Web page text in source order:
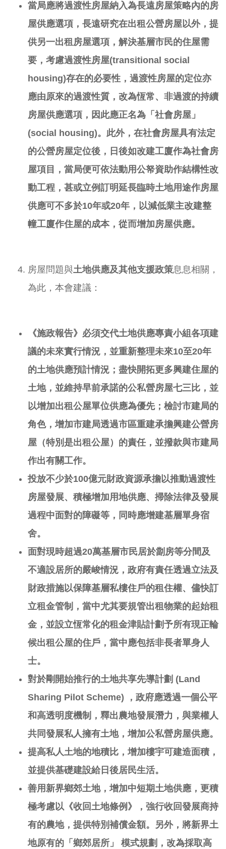
當局應將過渡性房屋納入為長遠房屋策略內的房
屋供應選項，長遠研究在出租公營房屋以外，提
供另一出租房屋選項，解決基層市民的住屋需
要 ， 考慮過渡性房屋(transitional social
housing)存在的必要性，過渡性房屋的定位亦
應由原來的過渡性質，改為恆常、非過渡的持續
房屋供應選項，因此應正名為「社會房屋」
(social housing)。 此外，在社會房屋具有法定
的公營房屋定位後，日後如改建工廈作為社會房
屋項目，當局便可依法動用公帑資助作結構性改
動工程，甚或立例訂明延長臨時土地用途作房屋
供應可不多於10年或20年，以減低業主改建整
幢工廈作住屋的成本，從而增加房屋供應。
房屋問題與土地供應及其他支援政策息息相關，
為此，本會建議：
《施政報告》必須交代土地供應專責小組各項建
議的未來實行情況，並重新整理未來10至20年
的土地供應預計情況；盡快開拓更多興建住屋的
土地，並維持早前承諾的公私營房屋七三比，並
以增加出租公屋單位供應為優先；檢討市建局的
角色，增加市建局透過市區重建承擔興建公營房
屋（特別是出租公屋）的責任，並撥款與市建局
作出有關工作。
投放不少於100億元財政資源承擔以推動過渡性
房屋發展、積極增加用地供應、掃除法律及發展
過程中面對的障礙等， 同時應增建基層單身宿
舍。
面對現時超過20萬基層市民居於劏房等分間及
不適設居所的嚴峻情況，政府有責任透過立法及
財政措施以保障基層私樓住戶的租住權、儘快訂
立租金管制，當中尤其要規管出租物業的起始租
金，並設立恆常化的租金津貼計劃予所有現正輪
候出租公屋的住戶，當中應包括非長者單身人
士。
對於剛開始推行的土地共享先導計劃 (Land
Sharing Pilot Scheme)
，政府應透過一個公平
和高透明度機制，釋出農地發展潛力，與業權人
共同發展私人擁有土地，增加公私營房屋供應。
提高私人土地的地積比，增加樓宇可建造面積，
並提供基礎建設給日後居民生活。
善用新界鄉郊土地，增加中短期土地供應，更積
極考慮以《收回土地條例》，強行收回發展商持
有的農地，提供特別補償金額。另外，將新界土
地原有的「鄉郊居所」
模式規劃，改為採取高